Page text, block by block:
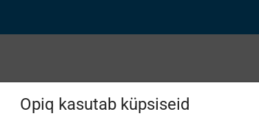
Opiq kasutab küpsiseid